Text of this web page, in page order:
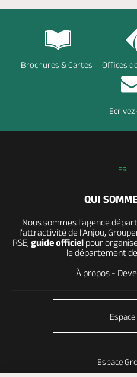
Brochures & Cartes Offices
FR
QUI
Nous sommes l’agence
l’attractivité de l’Anjou,
RSE, guide officielpour
le département
À propos -
Espace